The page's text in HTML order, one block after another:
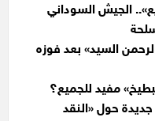
الجيش السوداني
السيد» بعد فوزه
مفيد للجميع؟
حول «النقد